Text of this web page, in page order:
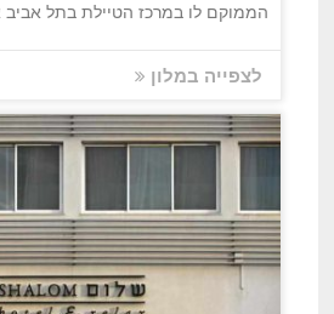
הממוקם לו במרכז הטיילת בתל אביב
לצפייה במלון